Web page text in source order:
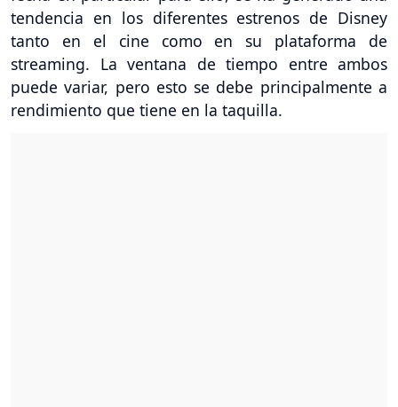
tendencia en los diferentes estrenos de Disney
tanto en el cine como en su plataforma de
streaming. La ventana de tiempo entre ambos
puede variar, pero esto se debe principalmente a
rendimiento que tiene en la taquilla.